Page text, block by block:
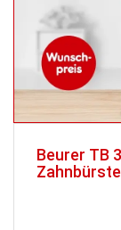
Beurer TB
Zahnbürste